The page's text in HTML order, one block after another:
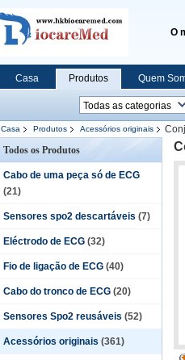
O
Casa Produtos Quem
Casa Produtos Acessórios originais
Todos os Produtos
Cabo de uma peça só de ECG
(21)
Sensores spo2 descartáveis (7)
Eléctrodo de ECG (32)
Fio de ligação de ECG (40)
Cabo do tronco de ECG (20)
Sensores Spo2 reusáveis (52)
Acessórios originais (361)